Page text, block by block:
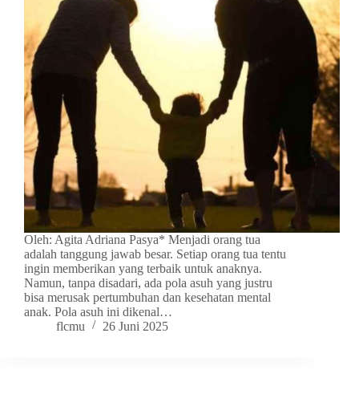
Oleh: Agita Adriana Pasya* Menjadi orang tua
adalah tanggung jawab besar. Setiap orang tua tentu
ingin memberikan yang terbaik untuk anaknya.
Namun, tanpa disadari, ada pola asuh yang justru
bisa merusak pertumbuhan dan kesehatan mental
anak. Pola asuh ini dikenal…
flcmu
26 Juni 2025